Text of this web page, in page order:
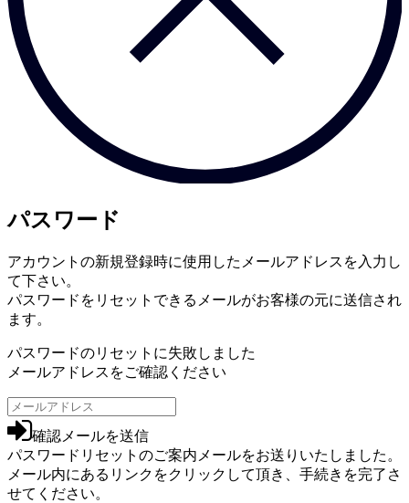
パスワード
アカウントの新規登録時に使用したメールアドレスを入力し
て下さい。
パスワードをリセットできるメールがお客様の元に送信され
ます。
パスワードのリセットに失敗しました
メールアドレスをご確認ください
確認メールを送信
パスワードリセットのご案内メールをお送りいたしました。
メール内にあるリンクをクリックして頂き、手続きを完了さ
せてください。